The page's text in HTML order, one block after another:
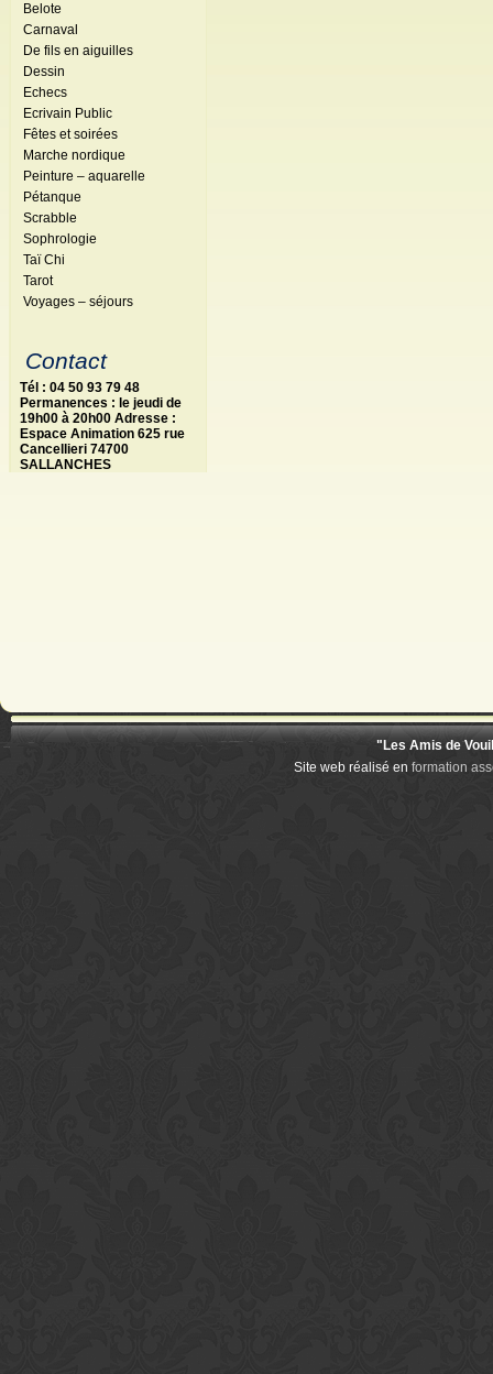
Belote
Carnaval
De fils en aiguilles
Dessin
Echecs
Ecrivain Public
Fêtes et soirées
Marche nordique
Peinture – aquarelle
Pétanque
Scrabble
Sophrologie
Taï Chi
Tarot
Voyages – séjours
Contact
Tél : 04 50 93 79 48
Permanences : le jeudi de
19h00 à 20h00 Adresse :
Espace Animation 625 rue
Cancellieri 74700
SALLANCHES
"Les Amis de
Site web réalisé en formation